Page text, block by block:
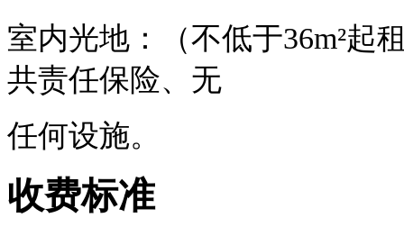
室内光地：（不低于36m²起
共责任保险、无
任何设施。
收费标准